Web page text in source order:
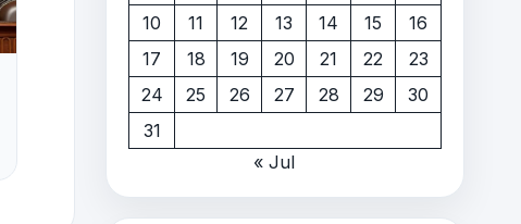
10
11 12 13 14 15
16
17
18 19 20 21 22
23
24
25 26 27 28 29
30
31
« Jul